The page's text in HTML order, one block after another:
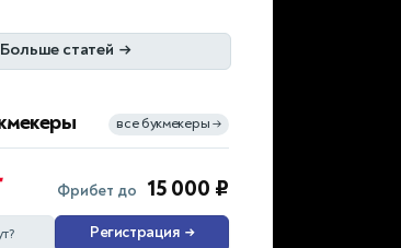
Больше статей →
все букмекеры →
Фрибет до 15 000 ₽
Регистрация →